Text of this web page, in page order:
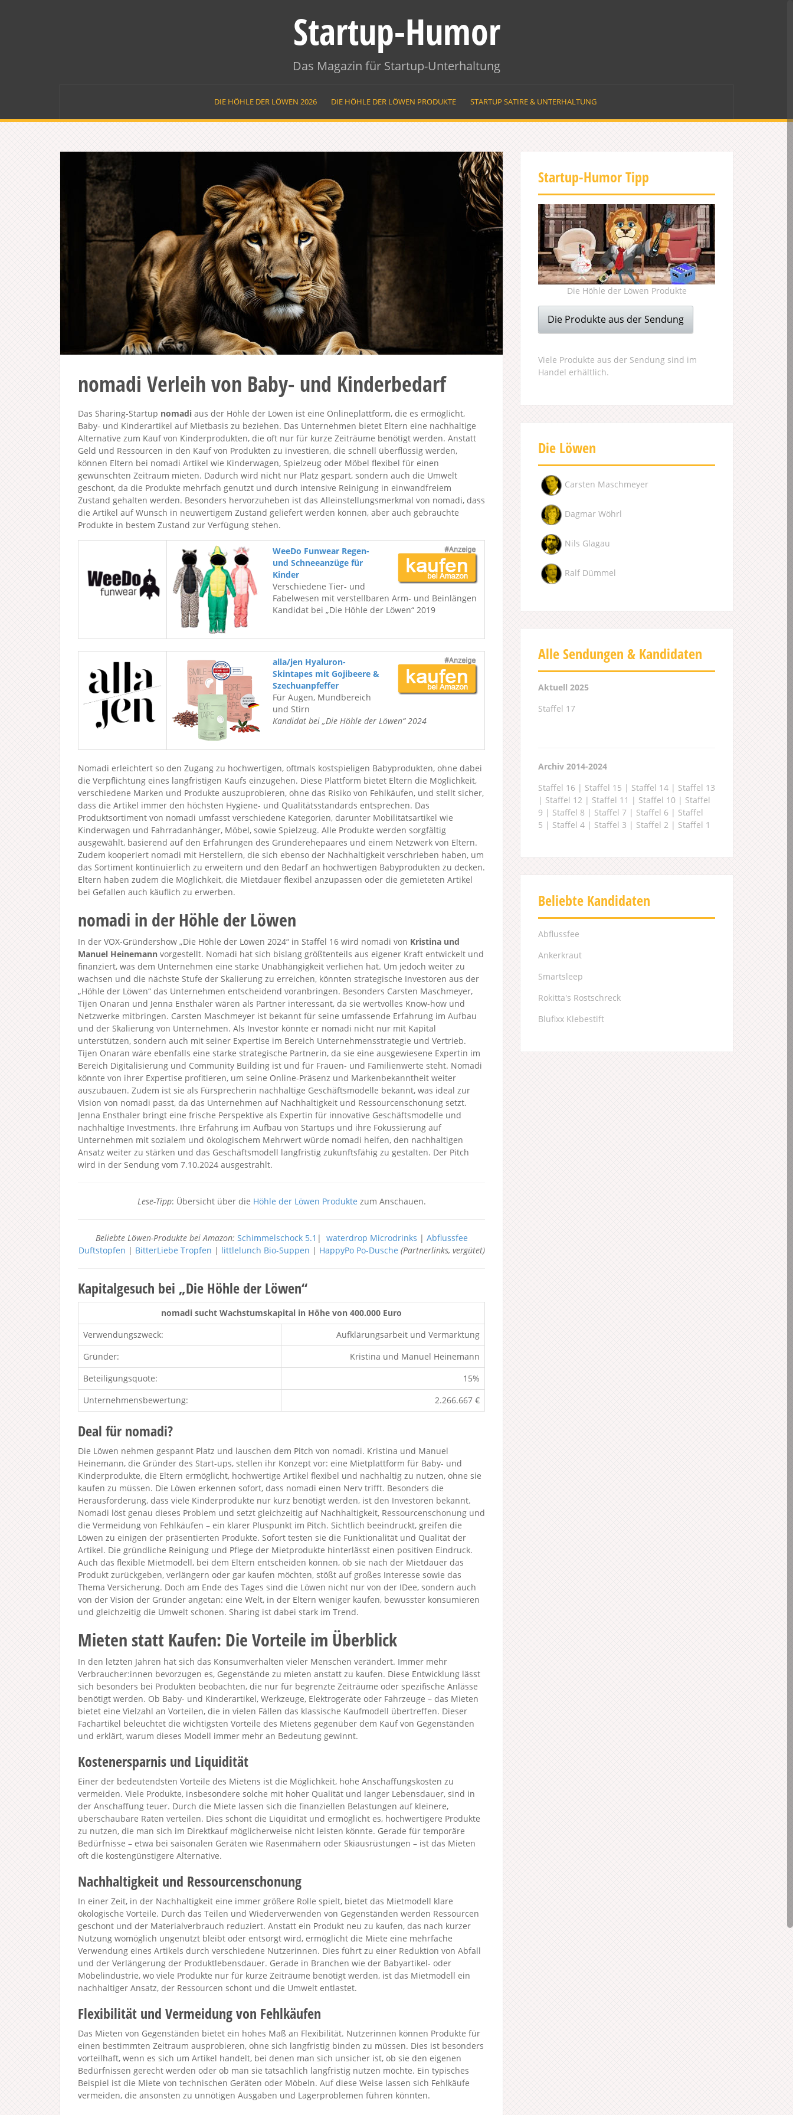
Startup-Humor
Das Magazin für Startup-Unterhaltung
DIE HÖHLE DER LÖWEN 2026 DIE HÖHLE DER LÖWEN PRODUKTE STARTUP SATIRE & UNTERHALTUNG
nomadi Verleih von Baby- und Kinderbedarf
Das Sharing-Startup nomadi aus der Höhle der Löwen ist eine Onlineplattform, die es ermöglicht,
Baby- und Kinderartikel auf Mietbasis zu beziehen. Das Unternehmen bietet Eltern eine nachhaltige
Alternative zum Kauf von Kinderprodukten, die oft nur für kurze Zeiträume benötigt werden. Anstatt
Geld und Ressourcen in den Kauf von Produkten zu investieren, die schnell überflüssig werden,
können Eltern bei nomadi Artikel wie Kinderwagen, Spielzeug oder Möbel flexibel für einen
gewünschten Zeitraum mieten. Dadurch wird nicht nur Platz gespart, sondern auch die Umwelt
geschont, da die Produkte mehrfach genutzt und durch intensive Reinigung in einwandfreiem
Zustand gehalten werden. Besonders hervorzuheben ist das Alleinstellungsmerkmal von nomadi, dass
die Artikel auf Wunsch in neuwertigem Zustand geliefert werden können, aber auch gebrauchte
Produkte in bestem Zustand zur Verfügung stehen.
WeeDo Funwear Regen-
und Schneeanzüge für
Kinder
Verschiedene Tier- und
Fabelwesen mit verstellbaren Arm- und Beinlängen
Kandidat bei „Die Höhle der Löwen“ 2019
alla/jen Hyaluron-
Skintapes mit Gojibeere &
Szechuanpfeffer
Für Augen, Mundbereich
und Stirn
Kandidat bei „Die Höhle der Löwen“ 2024
Nomadi erleichtert so den Zugang zu hochwertigen, oftmals kostspieligen Babyprodukten, ohne dabei
die Verpflichtung eines langfristigen Kaufs einzugehen. Diese Plattform bietet Eltern die Möglichkeit,
verschiedene Marken und Produkte auszuprobieren, ohne das Risiko von Fehlkäufen, und stellt sicher,
dass die Artikel immer den höchsten Hygiene- und Qualitätsstandards entsprechen. Das
Produktsortiment von nomadi umfasst verschiedene Kategorien, darunter Mobilitätsartikel wie
Kinderwagen und Fahrradanhänger, Möbel, sowie Spielzeug. Alle Produkte werden sorgfältig
ausgewählt, basierend auf den Erfahrungen des Gründerehepaares und einem Netzwerk von Eltern.
Zudem kooperiert nomadi mit Herstellern, die sich ebenso der Nachhaltigkeit verschrieben haben, um
das Sortiment kontinuierlich zu erweitern und den Bedarf an hochwertigen Babyprodukten zu decken.
Eltern haben zudem die Möglichkeit, die Mietdauer flexibel anzupassen oder die gemieteten Artikel
bei Gefallen auch käuflich zu erwerben.
nomadi in der Höhle der Löwen
In der VOX-Gründershow „Die Höhle der Löwen 2024“ in Staffel 16 wird nomadi von Kristina und
Manuel Heinemann vorgestellt. Nomadi hat sich bislang größtenteils aus eigener Kraft entwickelt und
finanziert, was dem Unternehmen eine starke Unabhängigkeit verliehen hat. Um jedoch weiter zu
wachsen und die nächste Stufe der Skalierung zu erreichen, könnten strategische Investoren aus der
„Höhle der Löwen“ das Unternehmen entscheidend voranbringen. Besonders Carsten Maschmeyer,
Tijen Onaran und Jenna Ensthaler wären als Partner interessant, da sie wertvolles Know-how und
Netzwerke mitbringen. Carsten Maschmeyer ist bekannt für seine umfassende Erfahrung im Aufbau
und der Skalierung von Unternehmen. Als Investor könnte er nomadi nicht nur mit Kapital
unterstützen, sondern auch mit seiner Expertise im Bereich Unternehmensstrategie und Vertrieb.
Tijen Onaran wäre ebenfalls eine starke strategische Partnerin, da sie eine ausgewiesene Expertin im
Bereich Digitalisierung und Community Building ist und für Frauen- und Familienwerte steht. Nomadi
könnte von ihrer Expertise profitieren, um seine Online-Präsenz und Markenbekanntheit weiter
auszubauen. Zudem ist sie als Fürsprecherin nachhaltige Geschäftsmodelle bekannt, was ideal zur
Vision von nomadi passt, da das Unternehmen auf Nachhaltigkeit und Ressourcenschonung setzt.
Jenna Ensthaler bringt eine frische Perspektive als Expertin für innovative Geschäftsmodelle und
nachhaltige Investments. Ihre Erfahrung im Aufbau von Startups und ihre Fokussierung auf
Unternehmen mit sozialem und ökologischem Mehrwert würde nomadi helfen, den nachhaltigen
Ansatz weiter zu stärken und das Geschäftsmodell langfristig zukunftsfähig zu gestalten. Der Pitch
wird in der Sendung vom 7.10.2024 ausgestrahlt.
Lese-Tipp: Übersicht über die Höhle der Löwen Produkte zum Anschauen.
Beliebte Löwen-Produkte bei Amazon: Schimmelschock 5.1 | waterdrop Microdrinks | Abflussfee
Duftstopfen | BitterLiebe Tropfen | littlelunch Bio-Suppen | HappyPo Po-Dusche (Partnerlinks, vergütet)
Kapitalgesuch bei „Die Höhle der Löwen“
nomadi sucht Wachstumskapital in Höhe von 400.000 Euro
Verwendungszweck:
Aufklärungsarbeit und Vermarktung
Gründer:
Kristina und Manuel Heinemann
Beteiligungsquote:
15%
Unternehmensbewertung:
2.266.667 €
Deal für nomadi?
Die Löwen nehmen gespannt Platz und lauschen dem Pitch von nomadi. Kristina und Manuel
Heinemann, die Gründer des Start-ups, stellen ihr Konzept vor: eine Mietplattform für Baby- und
Kinderprodukte, die Eltern ermöglicht, hochwertige Artikel flexibel und nachhaltig zu nutzen, ohne sie
kaufen zu müssen. Die Löwen erkennen sofort, dass nomadi einen Nerv trifft. Besonders die
Herausforderung, dass viele Kinderprodukte nur kurz benötigt werden, ist den Investoren bekannt.
Nomadi löst genau dieses Problem und setzt gleichzeitig auf Nachhaltigkeit, Ressourcenschonung und
die Vermeidung von Fehlkäufen – ein klarer Pluspunkt im Pitch. Sichtlich beeindruckt, greifen die
Löwen zu einigen der präsentierten Produkte. Sofort testen sie die Funktionalität und Qualität der
Artikel. Die gründliche Reinigung und Pflege der Mietprodukte hinterlässt einen positiven Eindruck.
Auch das flexible Mietmodell, bei dem Eltern entscheiden können, ob sie nach der Mietdauer das
Produkt zurückgeben, verlängern oder gar kaufen möchten, stößt auf großes Interesse sowie das
Thema Versicherung. Doch am Ende des Tages sind die Löwen nicht nur von der IDee, sondern auch
von der Vision der Gründer angetan: eine Welt, in der Eltern weniger kaufen, bewusster konsumieren
und gleichzeitig die Umwelt schonen. Sharing ist dabei stark im Trend.
Mieten statt Kaufen: Die Vorteile im Überblick
In den letzten Jahren hat sich das Konsumverhalten vieler Menschen verändert. Immer mehr
Verbraucher:innen bevorzugen es, Gegenstände zu mieten anstatt zu kaufen. Diese Entwicklung lässt
sich besonders bei Produkten beobachten, die nur für begrenzte Zeiträume oder spezifische Anlässe
benötigt werden. Ob Baby- und Kinderartikel, Werkzeuge, Elektrogeräte oder Fahrzeuge – das Mieten
bietet eine Vielzahl an Vorteilen, die in vielen Fällen das klassische Kaufmodell übertreffen. Dieser
Fachartikel beleuchtet die wichtigsten Vorteile des Mietens gegenüber dem Kauf von Gegenständen
und erklärt, warum dieses Modell immer mehr an Bedeutung gewinnt.
Kostenersparnis und Liquidität
Einer der bedeutendsten Vorteile des Mietens ist die Möglichkeit, hohe Anschaffungskosten zu
vermeiden. Viele Produkte, insbesondere solche mit hoher Qualität und langer Lebensdauer, sind in
der Anschaffung teuer. Durch die Miete lassen sich die finanziellen Belastungen auf kleinere,
überschaubare Raten verteilen. Dies schont die Liquidität und ermöglicht es, hochwertigere Produkte
zu nutzen, die man sich im Direktkauf möglicherweise nicht leisten könnte. Gerade für temporäre
Bedürfnisse – etwa bei saisonalen Geräten wie Rasenmähern oder Skiausrüstungen – ist das Mieten
oft die kostengünstigere Alternative.
Nachhaltigkeit und Ressourcenschonung
In einer Zeit, in der Nachhaltigkeit eine immer größere Rolle spielt, bietet das Mietmodell klare
ökologische Vorteile. Durch das Teilen und Wiederverwenden von Gegenständen werden Ressourcen
geschont und der Materialverbrauch reduziert. Anstatt ein Produkt neu zu kaufen, das nach kurzer
Nutzung womöglich ungenutzt bleibt oder entsorgt wird, ermöglicht die Miete eine mehrfache
Verwendung eines Artikels durch verschiedene Nutzerinnen. Dies führt zu einer Reduktion von Abfall
und der Verlängerung der Produktlebensdauer. Gerade in Branchen wie der Babyartikel- oder
Möbelindustrie, wo viele Produkte nur für kurze Zeiträume benötigt werden, ist das Mietmodell ein
nachhaltiger Ansatz, der Ressourcen schont und die Umwelt entlastet.
Flexibilität und Vermeidung von Fehlkäufen
Das Mieten von Gegenständen bietet ein hohes Maß an Flexibilität. Nutzerinnen können Produkte für
einen bestimmten Zeitraum ausprobieren, ohne sich langfristig binden zu müssen. Dies ist besonders
vorteilhaft, wenn es sich um Artikel handelt, bei denen man sich unsicher ist, ob sie den eigenen
Bedürfnissen gerecht werden oder ob man sie tatsächlich langfristig nutzen möchte. Ein typisches
Beispiel ist die Miete von technischen Geräten oder Möbeln. Auf diese Weise lassen sich Fehlkäufe
vermeiden, die ansonsten zu unnötigen Ausgaben und Lagerproblemen führen könnten.
Startup-Humor Tipp
Die Höhle der Löwen Produkte
Die Produkte aus der Sendung
Viele Produkte aus der Sendung sind im
Handel erhältlich.
Die Löwen
Carsten Maschmeyer
Dagmar Wöhrl
Nils Glagau
Ralf Dümmel
Alle Sendungen & Kandidaten
Aktuell 2025
Staffel 17
Archiv 2014-2024
Staffel 16 | Staffel 15 | Staffel 14 | Staffel 13
| Staffel 12 | Staffel 11 | Staffel 10 | Staffel
9 | Staffel 8 | Staffel 7 | Staffel 6 | Staffel
5 | Staffel 4 | Staffel 3 | Staffel 2 | Staffel 1
Beliebte Kandidaten
Abflussfee
Ankerkraut
Smartsleep
Rokitta's Rostschreck
Blufixx Klebestift